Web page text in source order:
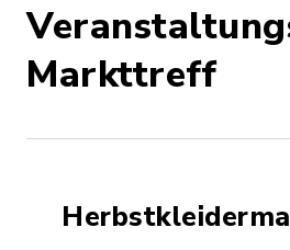
Markttreff